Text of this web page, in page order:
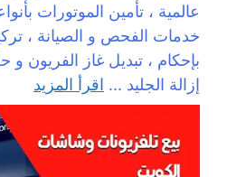
عالمية ، تأمين الموتورات
خدمات الفحص و الصيانة ،
بإحكام ، تبديل غاز الفريون
إزالة الجليد ... اقرأ المزيد